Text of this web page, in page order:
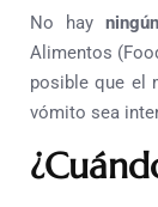
No hay
Alimentos
posible que el
vómito sea